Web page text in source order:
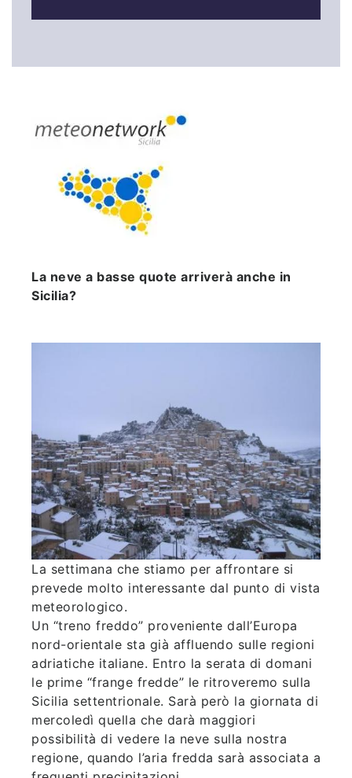
La neve a basse quote arriverà anche in
Sicilia?
La settimana che stiamo per affrontare si
prevede molto interessante dal punto di vista
meteorologico.
Un “treno freddo” proveniente dall’Europa
nord-orientale sta già affluendo sulle regioni
adriatiche italiane. Entro la serata di domani
le prime “frange fredde” le ritroveremo sulla
Sicilia settentrionale. Sarà però la giornata di
mercoledì quella che darà maggiori
possibilità di vedere la neve sulla nostra
regione, quando l’aria fredda sarà associata a